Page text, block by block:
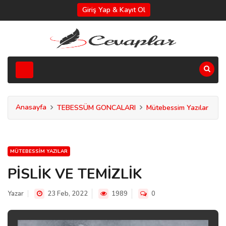
Giriş Yap & Kayıt Ol
Anasayfa TEBESSÜM GONCALARI Mütebessim Yazılar
MÜTEBESSIM YAZILAR
PİSLİK VE TEMİZLİK
Yazar 23 Feb, 2022 1989 0